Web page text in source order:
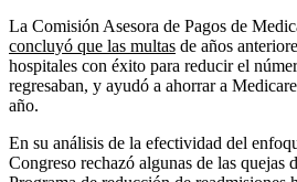
La Comisión Asesora de Pagos de
concluyó que las multas de años
hospitales con éxito para reducir el
regresaban, y ayudó a ahorrar a
año.
En su análisis de la efectividad del
Congreso rechazó algunas de las quejas